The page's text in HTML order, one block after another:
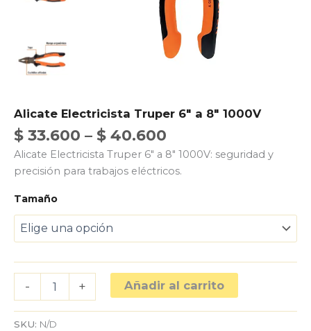
Alicate Electricista Truper 6″ a 8″ 1000V
$ 33.600 – $ 40.600
Alicate Electricista Truper 6″ a 8″ 1000V: seguridad y
precisión para trabajos eléctricos.
Tamaño
-
Electricista
6″
+ Añadir al carrito
SKU: N/D